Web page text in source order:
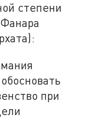
степени
при